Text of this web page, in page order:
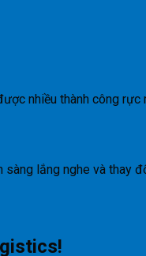
nhiều thành công
sàng lắng nghe và thay